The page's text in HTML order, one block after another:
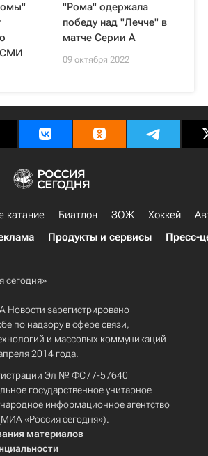
СМИ
"Рома" одержала
победу над "Лечче" в
матче Серии А
09 октября 2022
катание Биатлон ЗОЖ Хоккей
Продукты и сервисы Пресс-
сегодня»
Новости зарегистрировано
по надзору в сфере связи,
и массовых коммуникаций
2014 года.
Эл № ФС77-57640
государственное унитарное
информационное агентство
«Россия сегодня»).
материалов